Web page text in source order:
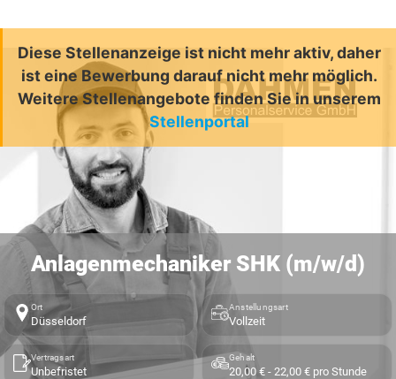
Diese Stellenanzeige ist nicht mehr aktiv, daher
ist eine Bewerbung darauf nicht mehr möglich.
Weitere Stellenangebote finden Sie in unserem
Stellenportal
Anlagenmechaniker SHK (m/w/d)
Ort
Düsseldorf
Anstellungsart
Vollzeit
Vertragsart
Unbefristet
Gehalt
20,00 € - 22,00 € pro Stunde